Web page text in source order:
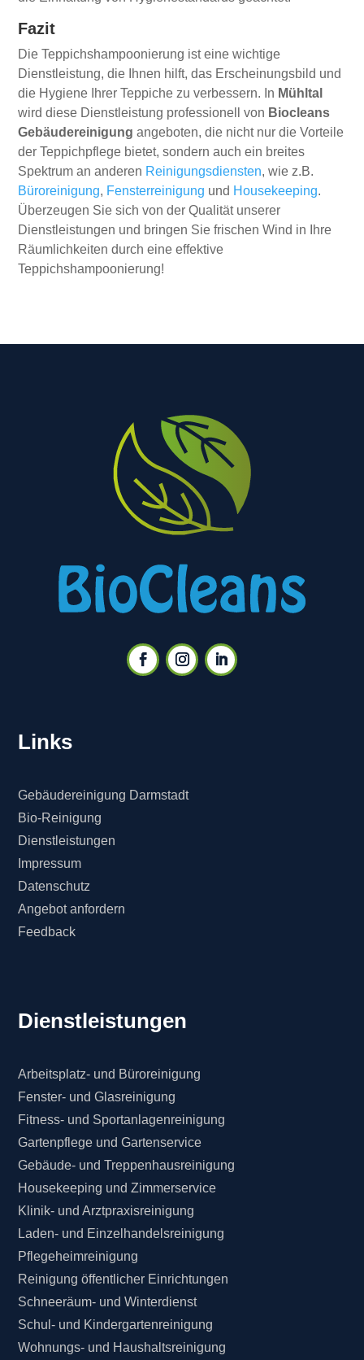
Fazit
Die Teppichshampoonierung ist eine wichtige
Dienstleistung, die Ihnen hilft, das Erscheinungsbild und
die Hygiene Ihrer Teppiche zu verbessern. In Mühltal
wird diese Dienstleistung professionell von Biocleans
Gebäudereinigung angeboten, die nicht nur die Vorteile
der Teppichpflege bietet, sondern auch ein breites
Spektrum an anderen Reinigungsdiensten, wie z.B.
Büroreinigung, Fensterreinigung und Housekeeping.
Überzeugen Sie sich von der Qualität unserer
Dienstleistungen und bringen Sie frischen Wind in Ihre
Räumlichkeiten durch eine effektive
Teppichshampoonierung!
Links
Gebäudereinigung Darmstadt
Bio-Reinigung
Dienstleistungen
Impressum
Datenschutz
Angebot anfordern
Feedback
Dienstleistungen
Arbeitsplatz- und Büroreinigung
Fenster- und Glasreinigung
Fitness- und Sportanlagenreinigung
Gartenpflege und Gartenservice
Gebäude- und Treppenhausreinigung
Housekeeping und Zimmerservice
Klinik- und Arztpraxisreinigung
Laden- und Einzelhandelsreinigung
Pflegeheimreinigung
Reinigung öffentlicher Einrichtungen
Schneeräum- und Winterdienst
Schul- und Kindergartenreinigung
Wohnungs- und Haushaltsreinigung